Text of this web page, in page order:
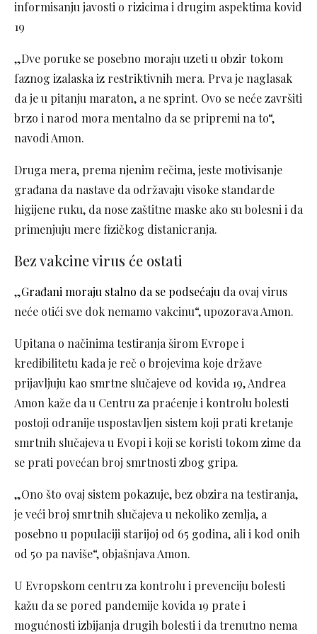
informisanju javosti o rizicima i drugim aspektima kovid
19
„Dve poruke se posebno moraju uzeti u obzir tokom
faznog izalaska iz restriktivnih mera. Prva je naglasak
da je u pitanju maraton, a ne sprint. Ovo se neće završiti
brzo i narod mora mentalno da se pripremi na to“,
navodi Amon.
Druga mera, prema njenim rečima, jeste motivisanje
građana da nastave da održavaju visoke standarde
higijene ruku, da nose zaštitne maske ako su bolesni i da
primenjuju mere fizičkog distanicranja.
Bez vakcine virus će ostati
„Građani moraju stalno da se podsećaju da ovaj virus
neće otići sve dok nemamo vakcinu“, upozorava Amon.
Upitana o načinima testiranja širom Evrope i
kredibilitetu kada je reč o brojevima koje države
prijavljuju kao smrtne slučajeve od kovida 19, Andrea
Amon kaže da u Centru za praćenje i kontrolu bolesti
postoji odranije uspostavljen sistem koji prati kretanje
smrtnih slučajeva u Evopi i koji se koristi tokom zime da
se prati povećan broj smrtnosti zbog gripa.
„Ono što ovaj sistem pokazuje, bez obzira na testiranja,
je veći broj smrtnih slučajeva u nekoliko zemlja, a
posebno u populaciji starijoj od 65 godina, ali i kod onih
od 50 pa naviše“, objašnjava Amon.
U Evropskom centru za kontrolu i prevenciju bolesti
kažu da se pored pandemije kovida 19 prate i
mogućnosti izbijanja drugih bolesti i da trenutno nema